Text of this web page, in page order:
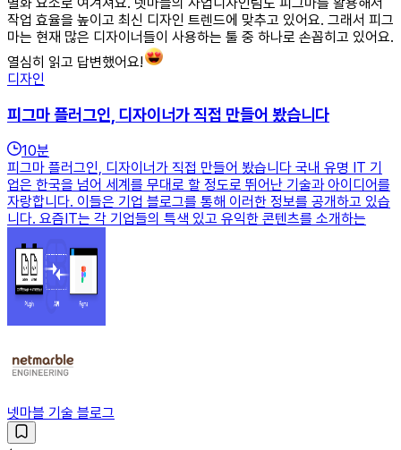
작업 효율을 높이고 최신 디자인 트렌드에 맞추고 있어요. 그래서 피그
마는 현재 많은 디자이너들이 사용하는 툴 중 하나로 손꼽히고 있어요.
열심히 읽고 답변했어요!
디자인
피그마 플러그인, 디자이너가 직접 만들어 봤습니다
10분
피그마 플러그인, 디자이너가 직접 만들어 봤습니다 국내 유명 IT 기
업은 한국을 넘어 세계를 무대로 할 정도로 뛰어난 기술과 아이디어를
자랑합니다. 이들은 기업 블로그를 통해 이러한 정보를 공개하고 있습
니다. 요즘IT는 각 기업들의 특색 있고 유익한 콘텐츠를 소개하는
넷마블 기술 블로그